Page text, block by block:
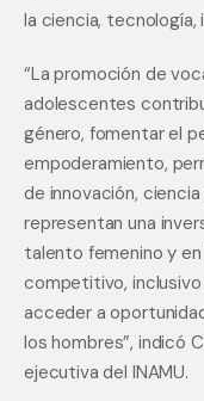
la ciencia,
“La promoción de
adolescentes
género, fomentar el
empoderamiento,
de innovación,
representan una
talento femenino y
competitivo,
acceder a
los hombres”, indicó
ejecutiva del INAMU.